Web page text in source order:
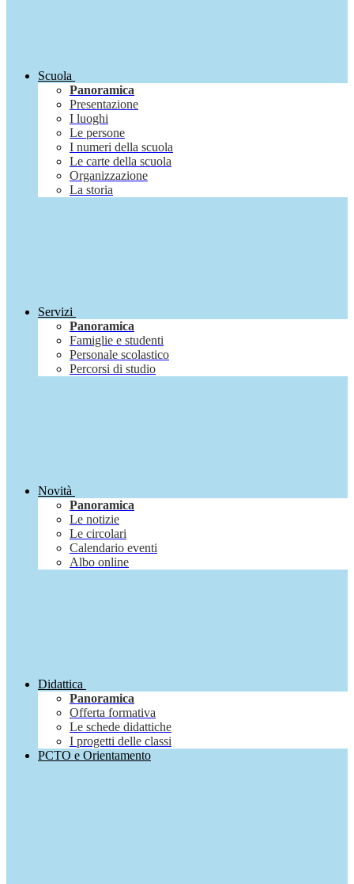
Scuola
Panoramica
Presentazione
I luoghi
Le persone
I numeri della scuola
Le carte della scuola
Organizzazione
La storia
Servizi
Panoramica
Famiglie e studenti
Personale scolastico
Percorsi di studio
Novità
Panoramica
Le notizie
Le circolari
Calendario eventi
Albo online
Didattica
Panoramica
Offerta formativa
Le schede didattiche
I progetti delle classi
PCTO e Orientamento